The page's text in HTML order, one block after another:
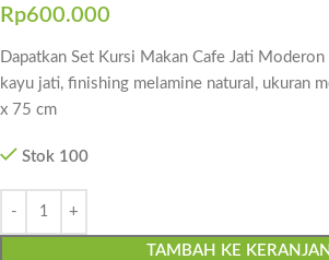
Rp600.000
Dapatkan Set Kursi Makan Cafe Jati
kayu jati, finishing melamine natural, ukuran
x 75 cm
Stok 100
TAMBAH KE